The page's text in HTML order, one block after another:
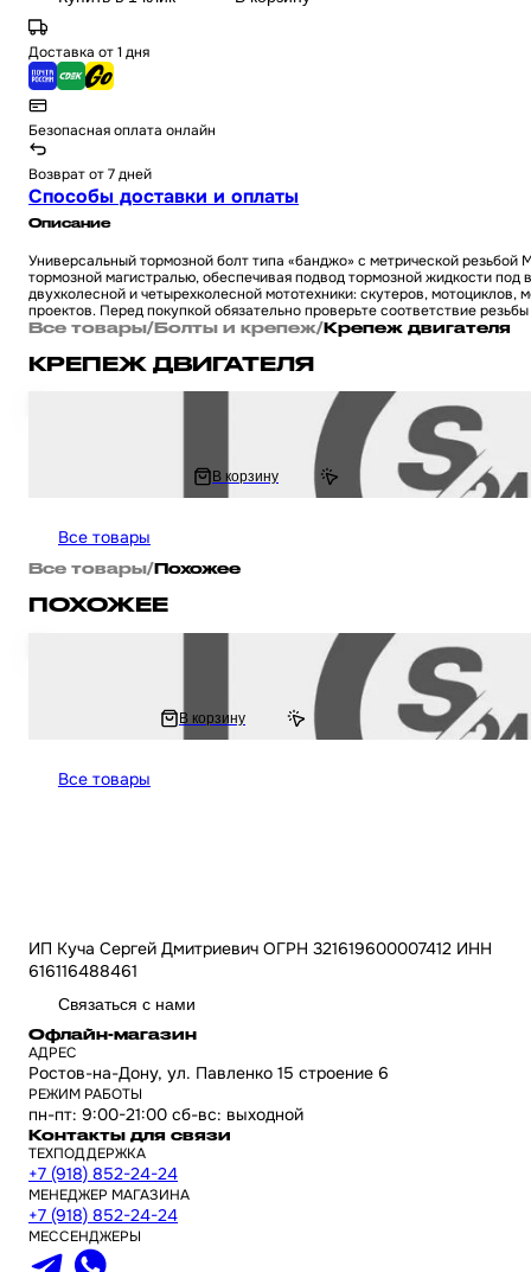
Доставка от 1 дня
Безопасная оплата онлайн
Возврат от 7 дней
Способы доставки и оплаты
Описание
Универсальный тормозной болт типа «банджо» с метрической
тормозной магистралью, обеспечивая подвод тормозной жидкости
двухколесной и четырехколесной мототехники: скутеров,
проектов. Перед покупкой обязательно проверьте соответствие
Все товары/Болты и крепеж/Крепеж двигателя
КРЕПЕЖ ДВИГАТЕЛЯ
Шайба стопорная (пластина) ведущей передней звезды на мопед и
В корзину
Все товары
Все товары/Похожее
ПОХОЖЕЕ
Шпилька глушителя универсальная M6 L30 "LIPAI" универсальный на
В корзину
Все товары
ИП Куча Сергей Дмитриевич ОГРН 321619600007412 ИНН
616116488461
Связаться с нами
Офлайн-магазин
АДРЕС
Ростов-на-Дону, ул. Павленко 15 строение 6
РЕЖИМ РАБОТЫ
пн-пт: 9:00-21:00 сб-вс: выходной
Контакты для связи
ТЕХПОДДЕРЖКА
+7 (918) 852-24-24
МЕНЕДЖЕР МАГАЗИНА
+7 (918) 852-24-24
МЕССЕНДЖЕРЫ